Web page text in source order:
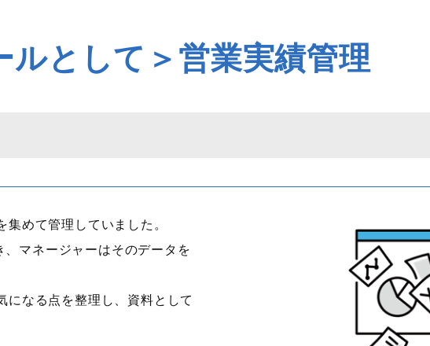
ルとして＞営業実績管理
めて管理していました。
マネージャーはそのデータを
になる点を整理し、資料として